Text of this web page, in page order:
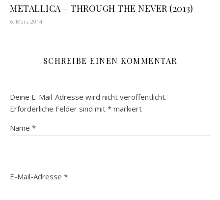
METALLICA – THROUGH THE NEVER (2013)
6. März 2014
SCHREIBE EINEN KOMMENTAR
Deine E-Mail-Adresse wird nicht veröffentlicht.
Erforderliche Felder sind mit * markiert
Name *
E-Mail-Adresse *